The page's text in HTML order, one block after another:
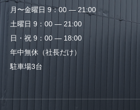
月〜金曜日 9：00 — 21:00
土曜日 9：00 — 21:00
日・祝 9：00 — 18:00
年中無休（社長だけ）
駐車場3台